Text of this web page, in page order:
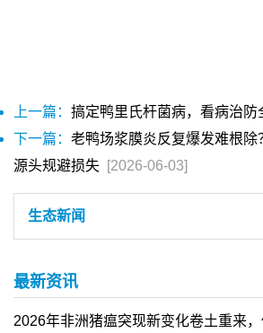
上一篇： 搞定鸭里氏杆菌病，看病治防
下一篇： 老鸭场浆膜炎反复爆发难根除
源头规避损失 [2026-06-03]
生态新闻
最新资讯
2026年非洲猪瘟突现新变化卷土重来